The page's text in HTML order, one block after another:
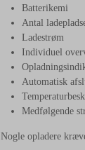
Batterikemi
Antal
Ladestrøm
Individuel
Automatisk
Medfølgende
Nogle opladere